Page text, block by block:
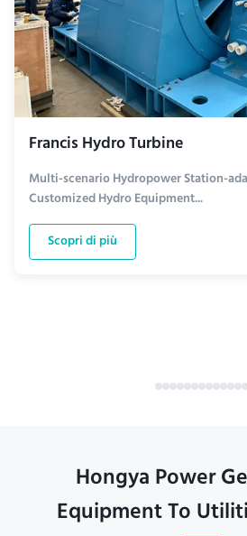
Francis Hydro Turbine
Multi-scenario Hydropower Station-
Customized Hydro Equipment...
Scopri di più
Hongya Power
Equipment To